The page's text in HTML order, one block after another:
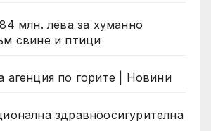
млн. лева за хуманно
свине и птици
агенция по горите | Новини
здравноосигурителна